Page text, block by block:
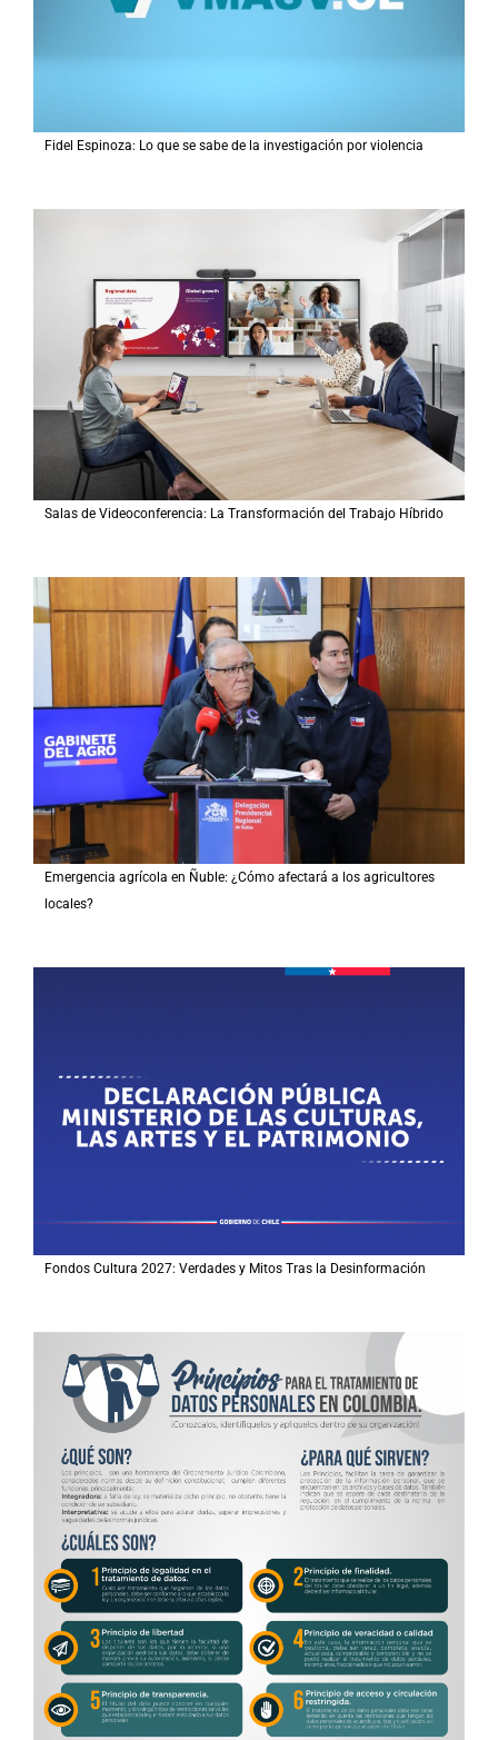
Fidel Espinoza: Lo que se sabe de la investigación por violencia
Salas de Videoconferencia: La Transformación del Trabajo Híbrido
Emergencia agrícola en Ñuble: ¿Cómo afectará a los agricultores
locales?
Fondos Cultura 2027: Verdades y Mitos Tras la Desinformación